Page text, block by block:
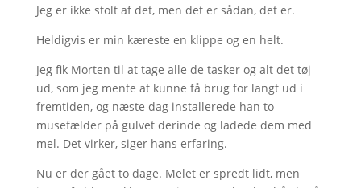
Jeg er ikke stolt af det, men det er sådan, det er.
Heldigvis er min kæreste en klippe og en helt.
Jeg fik Morten til at tage alle de tasker og alt det tøj
ud, som jeg mente at kunne få brug for langt ud i
fremtiden, og næste dag installerede han to
musefælder på gulvet derinde og ladede dem med
mel. Det virker, siger hans erfaring.
Nu er der gået to dage. Melet er spredt lidt, men